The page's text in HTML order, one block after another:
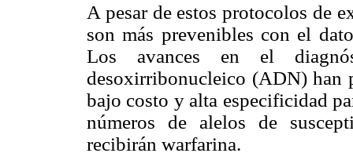
A pesar de estos protocolos de
son más prevenibles con el
Los avances en el
desoxirribonucleico (ADN) han
bajo costo y alta especificidad
números de alelos de
recibirán warfarina.